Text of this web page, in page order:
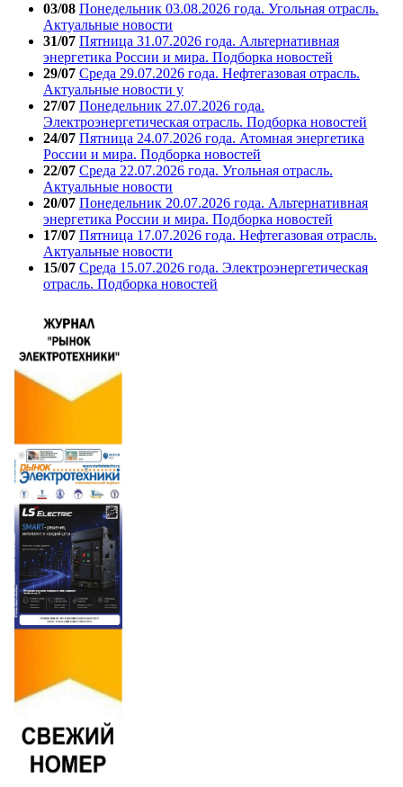
03/08 Понедельник 03.08.2026 года. Угольная отрасль.
Актуальные новости
31/07 Пятница 31.07.2026 года. Альтернативная
энергетика России и мира. Подборка новостей
29/07 Среда 29.07.2026 года. Нефтегазовая отрасль.
Актуальные новости у
27/07 Понедельник 27.07.2026 года.
Электроэнергетическая отрасль. Подборка новостей
24/07 Пятница 24.07.2026 года. Атомная энергетика
России и мира. Подборка новостей
22/07 Среда 22.07.2026 года. Угольная отрасль.
Актуальные новости
20/07 Понедельник 20.07.2026 года. Альтернативная
энергетика России и мира. Подборка новостей
17/07 Пятница 17.07.2026 года. Нефтегазовая отрасль.
Актуальные новости
15/07 Среда 15.07.2026 года. Электроэнергетическая
отрасль. Подборка новостей